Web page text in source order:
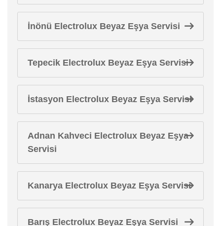
İnönü Electrolux Beyaz Eşya Servisi
Tepecik Electrolux Beyaz Eşya Servisi
İstasyon Electrolux Beyaz Eşya Servisi
Adnan Kahveci Electrolux Beyaz Eşya
Servisi
Kanarya Electrolux Beyaz Eşya Servisi
Barış Electrolux Beyaz Eşya Servisi